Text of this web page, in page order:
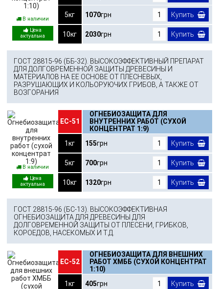
В наличии
5кг 1070грн Купить
10кг 2030грн Купить
ГОСТ 28815-96 (ББ-32). ВЫСОКОЭФФЕКТИВНЫЙ ПРЕПАРАТ
ДЛЯ ДОЛГОВРЕМЕННОЙ ЗАЩИТЫ ДРЕВЕСИНЫ И
МАТЕРИАЛОВ НА ЕЕ ОСНОВЕ ОТ ПЛЕСНЕВЫХ,
РАЗРУШАЮЩИХ И КОЛЬОРУЮЧИХ ГРИБОВ, А ТАКЖЕ ОТ
ВОЗГОРАНИЯ
В наличии
ЕС-51
ОГНЕБИОЗАЩИТА ДЛЯ
ВНУТРЕННИХ РАБОТ (СУХОЙ
КОНЦЕНТРАТ 1:9)
1кг
155грн Купить
5кг 700грн Купить
10кг 1320грн Купить
ГОСТ 28815-96 (БС-13). ВЫСОКОЭФФЕКТИВНАЯ
ОГНЕБИОЗАЩИТА ДЛЯ ДРЕВЕСИНЫ ДЛЯ
ДОЛГОВРЕМЕННОЙ ЗАЩИТЫ ОТ ПЛЕСЕНИ, ГРИБКОВ,
КОРОЕДОВ, НАСЕКОМЫХ И Т.Д.
ЕС-52
ОГНЕБИОЗАЩИТА ДЛЯ ВНЕШНИХ
РАБОТ ХМББ (СУХОЙ КОНЦЕНТРАТ
1:10)
1кг
405грн Купить